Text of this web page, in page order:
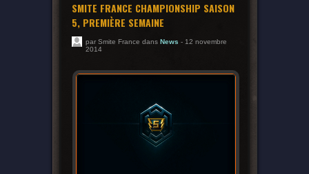
SMITE FRANCE CHAMPIONSHIP SAISON
5, PREMIÈRE SEMAINE
par Smite France dans News - 12 novembre
2014